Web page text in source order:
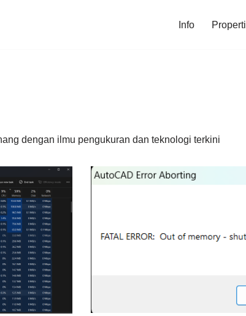
Info Properti
dengan ilmu pengukuran dan teknologi terkini